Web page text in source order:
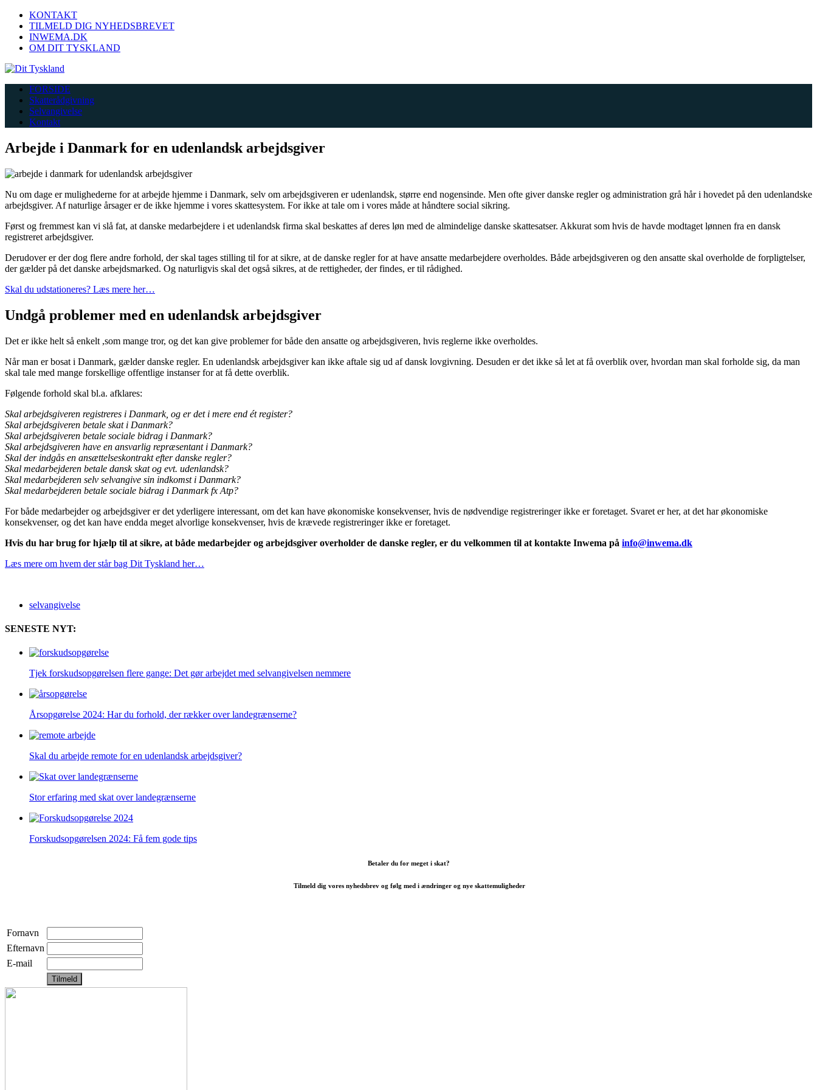
KONTAKT
TILMELD DIG NYHEDSBREVET
INWEMA.DK
OM DIT TYSKLAND
FORSIDE
Skatterådgivning
Selvangivelse
Kontakt
Arbejde i Danmark for en udenlandsk arbejdsgiver
Nu om dage er mulighederne for at arbejde hjemme i Danmark, selv om arbejdsgiveren er udenlandsk, større end nogensinde. Men ofte giver danske regler og administration grå hår i hovedet på den udenlandske
arbejdsgiver. Af naturlige årsager er de ikke hjemme i vores skattesystem. For ikke at tale om i vores måde at håndtere social sikring.
Først og fremmest kan vi slå fat, at danske medarbejdere i et udenlandsk firma skal beskattes af deres løn med de almindelige danske skattesatser. Akkurat som hvis de havde modtaget lønnen fra en dansk
registreret arbejdsgiver.
Derudover er der dog flere andre forhold, der skal tages stilling til for at sikre, at de danske regler for at have ansatte medarbejdere overholdes. Både arbejdsgiveren og den ansatte skal overholde de forpligtelser,
der gælder på det danske arbejdsmarked. Og naturligvis skal det også sikres, at de rettigheder, der findes, er til rådighed.
Skal du udstationeres? Læs mere her…
Undgå problemer med en udenlandsk arbejdsgiver
Det er ikke helt så enkelt ,som mange tror, og det kan give problemer for både den ansatte og arbejdsgiveren, hvis reglerne ikke overholdes.
Når man er bosat i Danmark, gælder danske regler. En udenlandsk arbejdsgiver kan ikke aftale sig ud af dansk lovgivning. Desuden er det ikke så let at få overblik over, hvordan man skal forholde sig, da man
skal tale med mange forskellige offentlige instanser for at få dette overblik.
Følgende forhold skal bl.a. afklares:
Skal arbejdsgiveren registreres i Danmark, og er det i mere end ét register?
Skal arbejdsgiveren betale skat i Danmark?
Skal arbejdsgiveren betale sociale bidrag i Danmark?
Skal arbejdsgiveren have en ansvarlig repræsentant i Danmark?
Skal der indgås en ansættelseskontrakt efter danske regler?
Skal medarbejderen betale dansk skat og evt. udenlandsk?
Skal medarbejderen selv selvangive sin indkomst i Danmark?
Skal medarbejderen betale sociale bidrag i Danmark fx Atp?
For både medarbejder og arbejdsgiver er det yderligere interessant, om det kan have økonomiske konsekvenser, hvis de nødvendige registreringer ikke er foretaget. Svaret er her, at det har økonomiske
konsekvenser, og det kan have endda meget alvorlige konsekvenser, hvis de krævede registreringer ikke er foretaget.
Hvis du har brug for hjælp til at sikre, at både medarbejder og arbejdsgiver overholder de danske regler, er du velkommen til at kontakte Inwema på info@inwema.dk
Læs mere om hvem der står bag Dit Tyskland her…
selvangivelse
SENESTE NYT:
Tjek forskudsopgørelsen flere gange: Det gør arbejdet med selvangivelsen nemmere
Årsopgørelse 2024: Har du forhold, der rækker over landegrænserne?
Skal du arbejde remote for en udenlandsk arbejdsgiver?
Stor erfaring med skat over landegrænserne
Forskudsopgørelsen 2024: Få fem gode tips
Betaler du for meget i skat?
Tilmeld dig vores nyhedsbrev og følg med i ændringer og nye skattemuligheder
Fornavn
Efternavn
E-mail